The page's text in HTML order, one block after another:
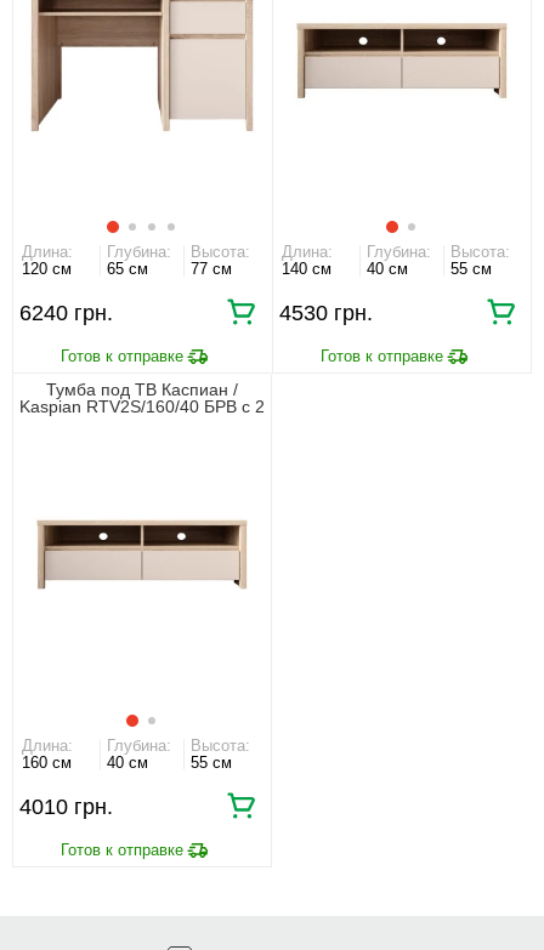
Длина:
120 см
Глубина:
65 см
Высота:
77 см
6240 грн.
Длина:
140 см
Глубина:
40 см
Высота:
55 см
4530 грн.
Тумба под ТВ Каспиан /
Kaspian RTV2S/160/40 БРВ с 2
Длина:
160 см
Глубина:
40 см
Высота:
55 см
4010 грн.